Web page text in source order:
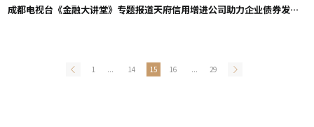
成都电视台《金融大讲堂》专题报道天府信用增进公司助力企业债券发行 支持民生补短板
1 ... 14 15 16 ... 29